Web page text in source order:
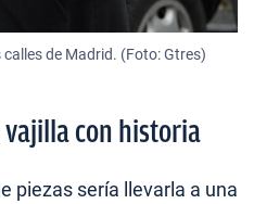
de Madrid. (Foto: Gtres)
vajilla con historia
piezas sería llevarla a una